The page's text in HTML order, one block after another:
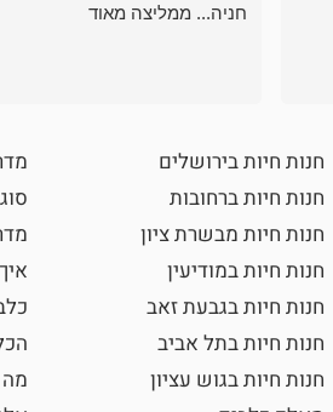
חניה... ממליצה מאוד
חנות חיות בירושלים
חנות חיות ברחובות
חנות חיות מבשרת ציון
חנות חיות במודיעין
חנות חיות בגבעת זאב
חנות חיות בתל אביב
חנות חיות בגוש עציון
מה